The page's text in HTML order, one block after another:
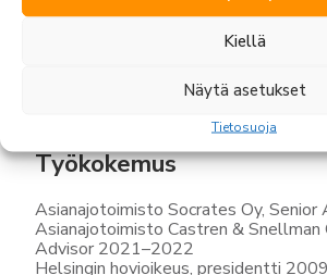
Kiellä
Näytä asetukset
Tietosuoja
Oikeustieteen kandidaatti, 1973
Työkokemus
Asianajotoimisto Socrates Oy,
Asianajotoimisto Castren & Snellman
Advisor 2021–2022
Helsingin hovioikeus, presidentti